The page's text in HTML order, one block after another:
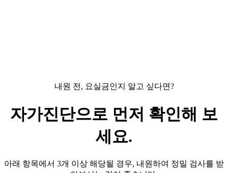
내원 전, 요실금인지 알고 싶다면?
자가진단으로 먼저 확인해 보
세요.
아래 항목에서 3개 이상 해당될 경우, 내원하여 정밀 검사를 받